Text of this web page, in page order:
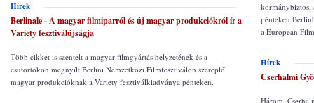
Hírek
Berlinale - A magyar filmiparról és új magyar produkciókról ír a
Variety fesztiválújságja
Több cikket is szentelt a magyar filmgyártás helyzetének és a
csütörtökön megnyílt Berlini Nemzetközi Filmfesztiválon szereplő
magyar produkcióknak a Variety fesztiválkiadványa pénteken.
kormánybiztos,
pénteken
a European
Hírek
Cserhalmi
Három,